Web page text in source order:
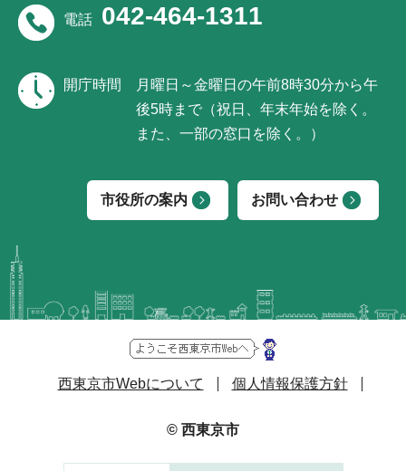
電話 042-464-1311
開庁時間
月曜日～金曜日の午前8時30分から午
後5時まで（祝日、年末年始を除く。
また、一部の窓口を除く。）
市役所の案内 お問い合わせ
西東京市Webについて 個人情報保護方針
© 西東京市